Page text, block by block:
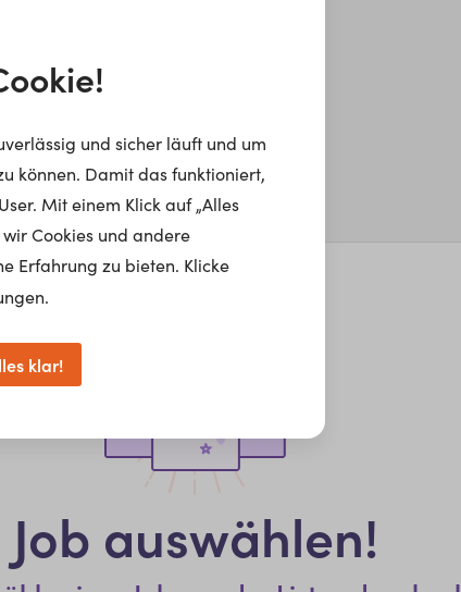
Job auswählen!
und sicher läuft und um
können. Damit das funktioniert,
Mit einem Klick auf „Alles
Cookies und andere
Erfahrung zu bieten. Klicke
klar!